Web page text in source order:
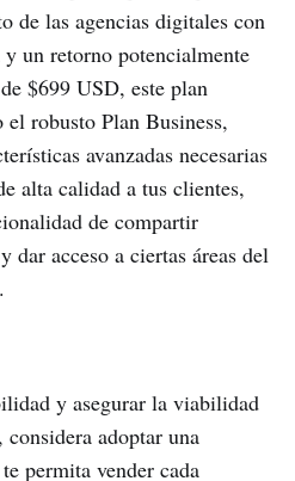
de las agencias digitales con
un retorno potencialmente
$699 USD, este plan
robusto Plan Business,
avanzadas necesarias
alta calidad a tus clientes,
de compartir
dar acceso a ciertas áreas del
y asegurar la viabilidad
adoptar una
permita vender cada